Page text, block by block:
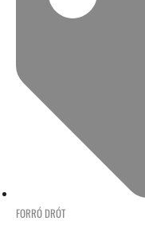
FORRÓ DRÓT